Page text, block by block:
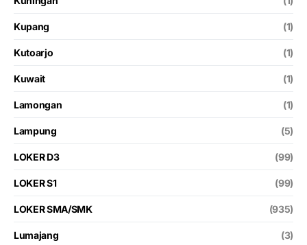
Kupang (1)
Kutoarjo (1)
Kuwait (1)
Lamongan (1)
Lampung (5)
LOKER D3 (99)
LOKER S1 (99)
LOKER SMA/SMK (935)
Lumajang (3)